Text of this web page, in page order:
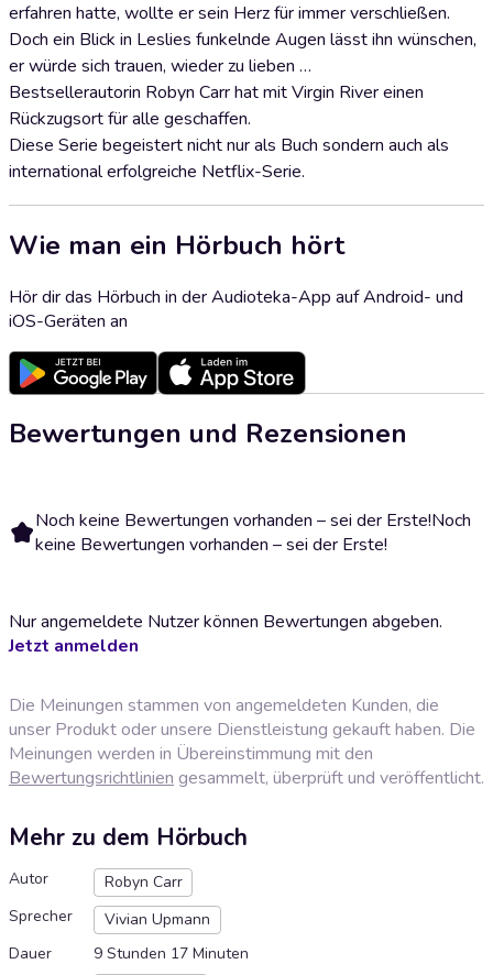
erfahren hatte, wollte er sein Herz für immer verschließen.
Doch ein Blick in Leslies funkelnde Augen lässt ihn wünschen,
er würde sich trauen, wieder zu lieben …
Bestsellerautorin Robyn Carr hat mit Virgin River einen
Rückzugsort für alle geschaffen.
Diese Serie begeistert nicht nur als Buch sondern auch als
international erfolgreiche Netflix-Serie.
Wie man ein Hörbuch hört
Hör dir das Hörbuch in der Audioteka-App auf Android- und
iOS-Geräten an
Bewertungen und Rezensionen
Noch keine Bewertungen vorhanden – sei der Erste!Noch
keine Bewertungen vorhanden – sei der Erste!
Nur angemeldete Nutzer können Bewertungen abgeben.
Jetzt anmelden
Die Meinungen stammen von angemeldeten Kunden, die
unser Produkt oder unsere Dienstleistung gekauft haben. Die
Meinungen werden in Übereinstimmung mit den
Bewertungsrichtlinien gesammelt, überprüft und veröffentlicht.
Mehr zu dem Hörbuch
Autor
Robyn Carr
Sprecher
Vivian Upmann
Dauer
9 Stunden 17 Minuten